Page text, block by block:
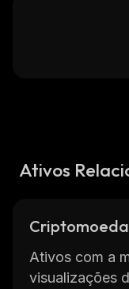
Ativos
Ativos com a
visualizações